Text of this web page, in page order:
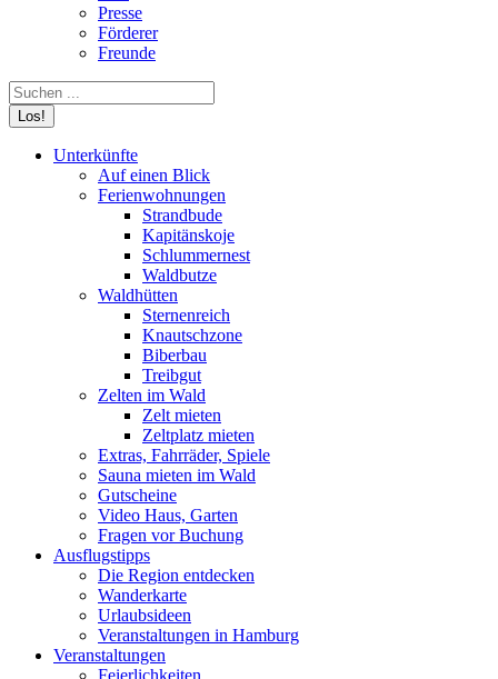
Presse
Förderer
Freunde
Search:
Unterkünfte
Auf einen Blick
Ferienwohnungen
Strandbude
Kapitänskoje
Schlummernest
Waldbutze
Waldhütten
Sternenreich
Knautschzone
Biberbau
Treibgut
Zelten im Wald
Zelt mieten
Zeltplatz mieten
Extras, Fahrräder, Spiele
Sauna mieten im Wald
Gutscheine
Video Haus, Garten
Fragen vor Buchung
Ausflugstipps
Die Region entdecken
Wanderkarte
Urlaubsideen
Veranstaltungen in Hamburg
Veranstaltungen
Feierlichkeiten